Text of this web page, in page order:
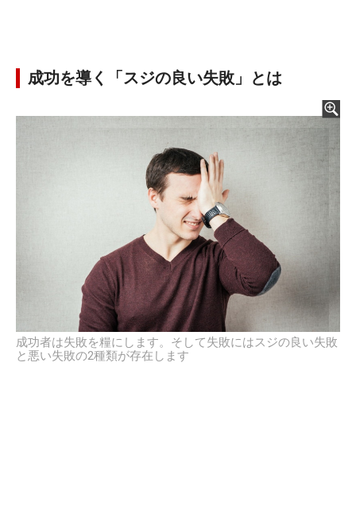
成功を導く「スジの良い失敗」とは
成功者は失敗を糧にします。そして失敗にはスジの良い失敗
と悪い失敗の2種類が存在します